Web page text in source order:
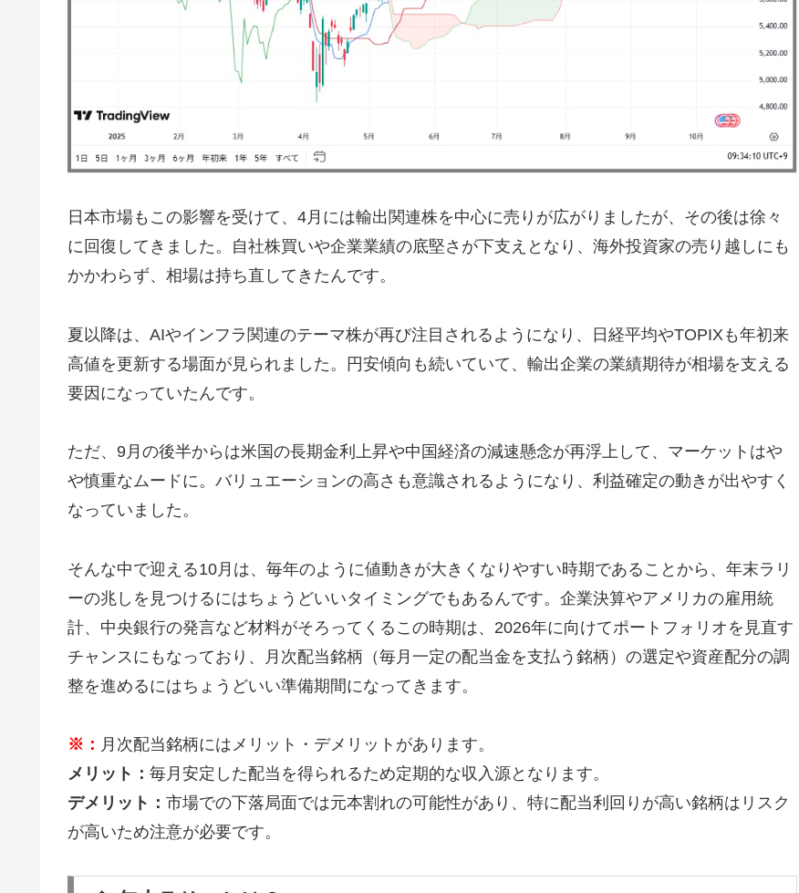
日本市場もこの影響を受けて、4月には輸出関連株を中心に売りが広がりましたが、その後は徐々
に回復してきました。自社株買いや企業業績の底堅さが下支えとなり、海外投資家の売り越しにも
かかわらず、相場は持ち直してきたんです。
夏以降は、AIやインフラ関連のテーマ株が再び注目されるようになり、日経平均やTOPIXも年初来
高値を更新する場面が見られました。円安傾向も続いていて、輸出企業の業績期待が相場を支える
要因になっていたんです。
ただ、9月の後半からは米国の長期金利上昇や中国経済の減速懸念が再浮上して、マーケットはや
や慎重なムードに。バリュエーションの高さも意識されるようになり、利益確定の動きが出やすく
なっていました。
そんな中で迎える10月は、毎年のように値動きが大きくなりやすい時期であることから、年末ラリ
ーの兆しを見つけるにはちょうどいいタイミングでもあるんです。企業決算やアメリカの雇用統
計、中央銀行の発言など材料がそろってくるこの時期は、2026年に向けてポートフォリオを見直す
チャンスにもなっており、月次配当銘柄（毎月一定の配当金を支払う銘柄）の選定や資産配分の調
整を進めるにはちょうどいい準備期間になってきます。
※： 月次配当銘柄にはメリット・デメリットがあります。
メリット： 毎月安定した配当を得られるため定期的な収入源となります。
デメリット： 市場での下落局面では元本割れの可能性があり、特に配当利回りが高い銘柄はリスク
が高いため注意が必要です。